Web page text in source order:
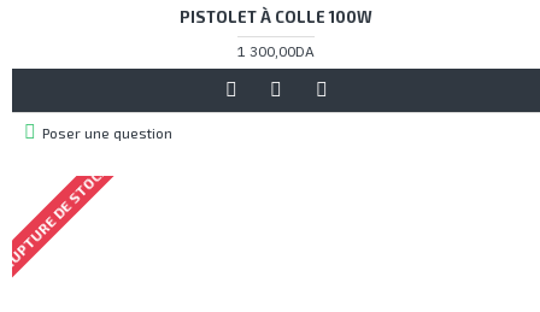
PISTOLET À COLLE 100W
1 300,00DA
Poser une question
DE STOCK